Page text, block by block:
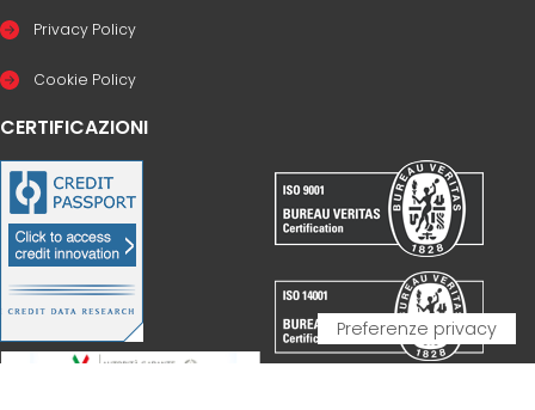
Privacy Policy
Cookie Policy
CERTIFICAZIONI